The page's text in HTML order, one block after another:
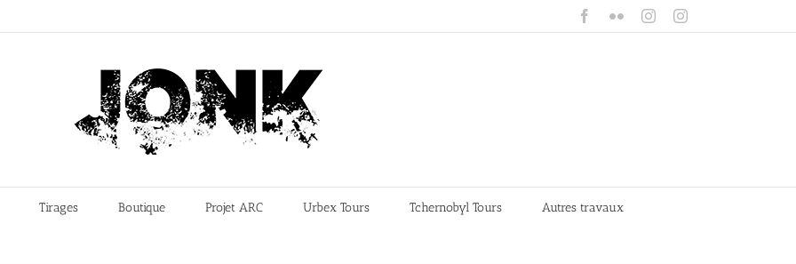
Facebook
FlickrInstagramInstagram
Tirages Boutique Projet ARC Urbex Tours Tchernobyl Tours Autres travaux